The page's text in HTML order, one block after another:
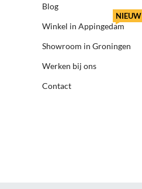
Blog
Winkel in Appingedam
NIEUW
Showroom in Groningen
Werken bij ons
Contact